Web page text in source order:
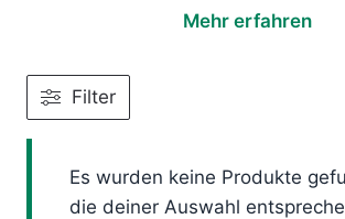
Mehr erfahren
Filter
Es wurden keine Produkte
die deiner Auswahl